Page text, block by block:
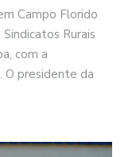
Campo Florido
Rurais
com a
O presidente da